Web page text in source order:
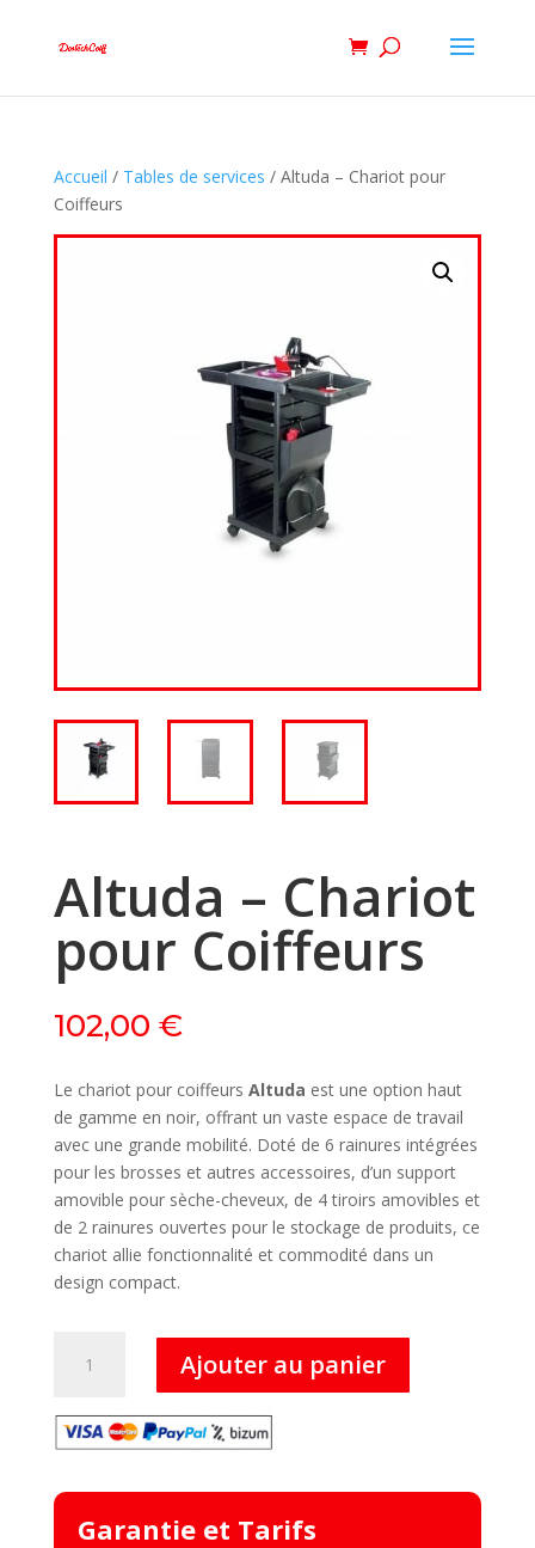
Accueil / Tables de services / Altuda – Chariot pour
Coiffeurs
Altuda – Chariot
pour Coiffeurs
102,00 €
Le chariot pour coiffeurs Altuda est une option haut
de gamme en noir, offrant un vaste espace de travail
avec une grande mobilité. Doté de 6 rainures intégrées
pour les brosses et autres accessoires, d’un support
amovible pour sèche-cheveux, de 4 tiroirs amovibles et
de 2 rainures ouvertes pour le stockage de produits, ce
chariot allie fonctionnalité et commodité dans un
design compact.
Chariot
Coiffeurs
Ajouter au panier
Garantie et Tarifs